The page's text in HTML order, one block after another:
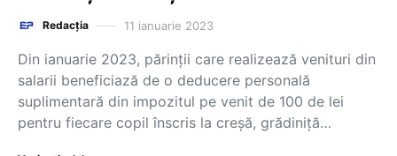
Redacția 11 ianuarie 2023
Din ianuarie 2023, părinții care realizează venituri din
salarii beneficiază de o deducere personală
suplimentară din impozitul pe venit de 100 de lei
pentru fiecare copil înscris la creșă, grădiniță…